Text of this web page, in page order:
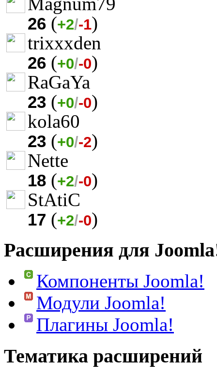
26 (+2/-1)
trixxxden
26 (+0/-0)
RaGaYa
23 (+0/-0)
kola60
23 (+0/-2)
Nette
18 (+2/-0)
StAtiC
17 (+2/-0)
Расширения для
Компоненты Joomla!
Модули Joomla!
Плагины Joomla!
Тематика расширений